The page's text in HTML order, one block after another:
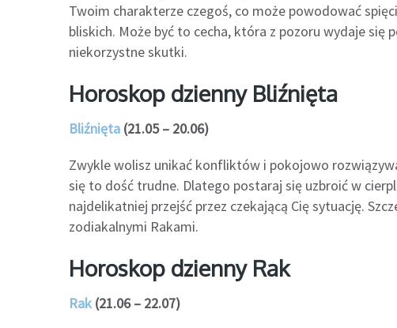
Twoim charakterze czegoś, co może powodować
bliskich. Może być to cecha, która z pozoru wydaje się
niekorzystne skutki.
Horoskop dzienny Bliźnięta
Bliźnięta (21.05 – 20.06)
Zwykle wolisz unikać konfliktów i pokojowo
się to dość trudne. Dlatego postaraj się uzbroić w
najdelikatniej przejść przez czekającą Cię sytuację.
zodiakalnymi Rakami.
Horoskop dzienny Rak
Rak (21.06 – 22.07)